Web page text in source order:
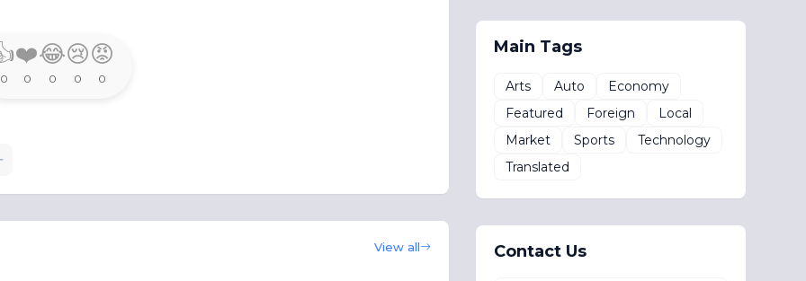
0
❤️
0
😂
0
😢
0
😡
0
View all
Main Tags
Arts Auto
Economy
Featured
Foreign
Local
Market
Sports
Technology
Translated
Contact Us